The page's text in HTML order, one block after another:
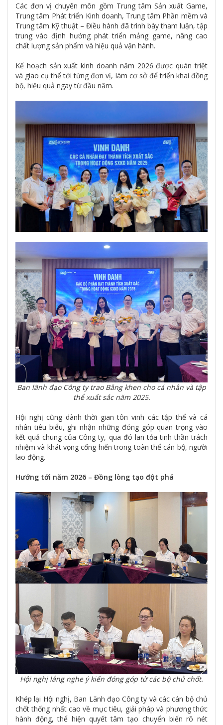
Các đơn vị chuyên môn gồm Trung tâm Sản xuất Game,
Trung tâm Phát triển Kinh doanh, Trung tâm Phần mềm và
Trung tâm Kỹ thuật – Điều hành đã trình bày tham luận, tập
trung vào định hướng phát triển mảng game, nâng cao
chất lượng sản phẩm và hiệu quả vận hành.
Kế hoạch sản xuất kinh doanh năm 2026 được quán triệt
và giao cụ thể tới từng đơn vị, làm cơ sở để triển khai đồng
bộ, hiệu quả ngay từ đầu năm.
Ban lãnh đạo Công ty trao Bằng khen cho cá nhân và tập
thể xuất sắc năm 2025.
Hội nghị cũng dành thời gian tôn vinh các tập thể và cá
nhân tiêu biểu, ghi nhận những đóng góp quan trọng vào
kết quả chung của Công ty, qua đó lan tỏa tinh thần trách
nhiệm và khát vọng cống hiến trong toàn thể cán bộ, người
lao động.
Hướng tới năm 2026 – Đồng lòng tạo đột phá
Hội nghị lắng nghe ý kiến đóng góp từ các bộ chủ chốt.
Khép lại Hội nghị, Ban Lãnh đạo Công ty và các cán bộ chủ
chốt thống nhất cao về mục tiêu, giải pháp và phương thức
hành động, thể hiện quyết tâm tạo chuyển biến rõ nét